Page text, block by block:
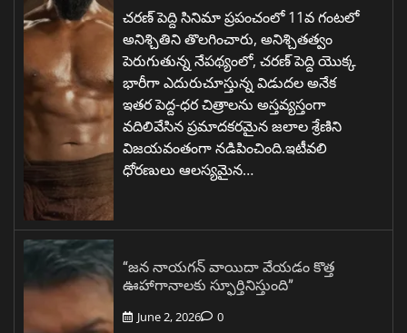
చరణ్ పెద్ది సినిమా ప్రపంచంలో 11వ గంటలో
అనిశ్చితిని తొలగించారు, అనిశ్చితత్వం
పెరుగుతున్న నేపథ్యంలో, చరణ్ పెద్ది యొక్క
భారీగా ఎదురుచూస్తున్న విడుదల అనేక
ఇతర పెద్ద-ధర చిత్రాలను అస్తవ్యస్తంగా
వదిలివేసిన ప్రమాదకరమైన జలాల శ్రేణిని
విజయవంతంగా నడిపించింది.ఇటీవలి
ధోరణులు ఆలస్యమైన…
“జన నాయగన్ వాయిదా వేయడం కొత్త
ఊహాగానాలకు స్ఫూర్తినిస్తుంది”
June 2, 2026 0